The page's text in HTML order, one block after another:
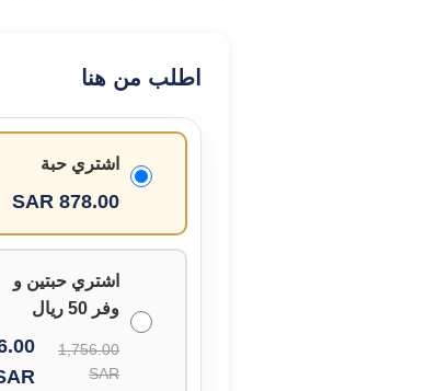
اطلب من هنا
اشتري حبة
878.00 SAR
اشتري حبتين و
وفر 50 ريال
1,756.00
SAR